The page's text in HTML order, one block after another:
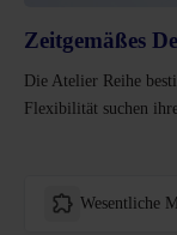
Zeitgemäßes
Die Atelier Reihe
Flexibilität suchen
Wesentliche